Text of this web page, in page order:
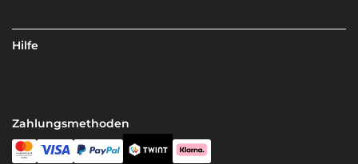
Hilfe
Zahlungsmethoden